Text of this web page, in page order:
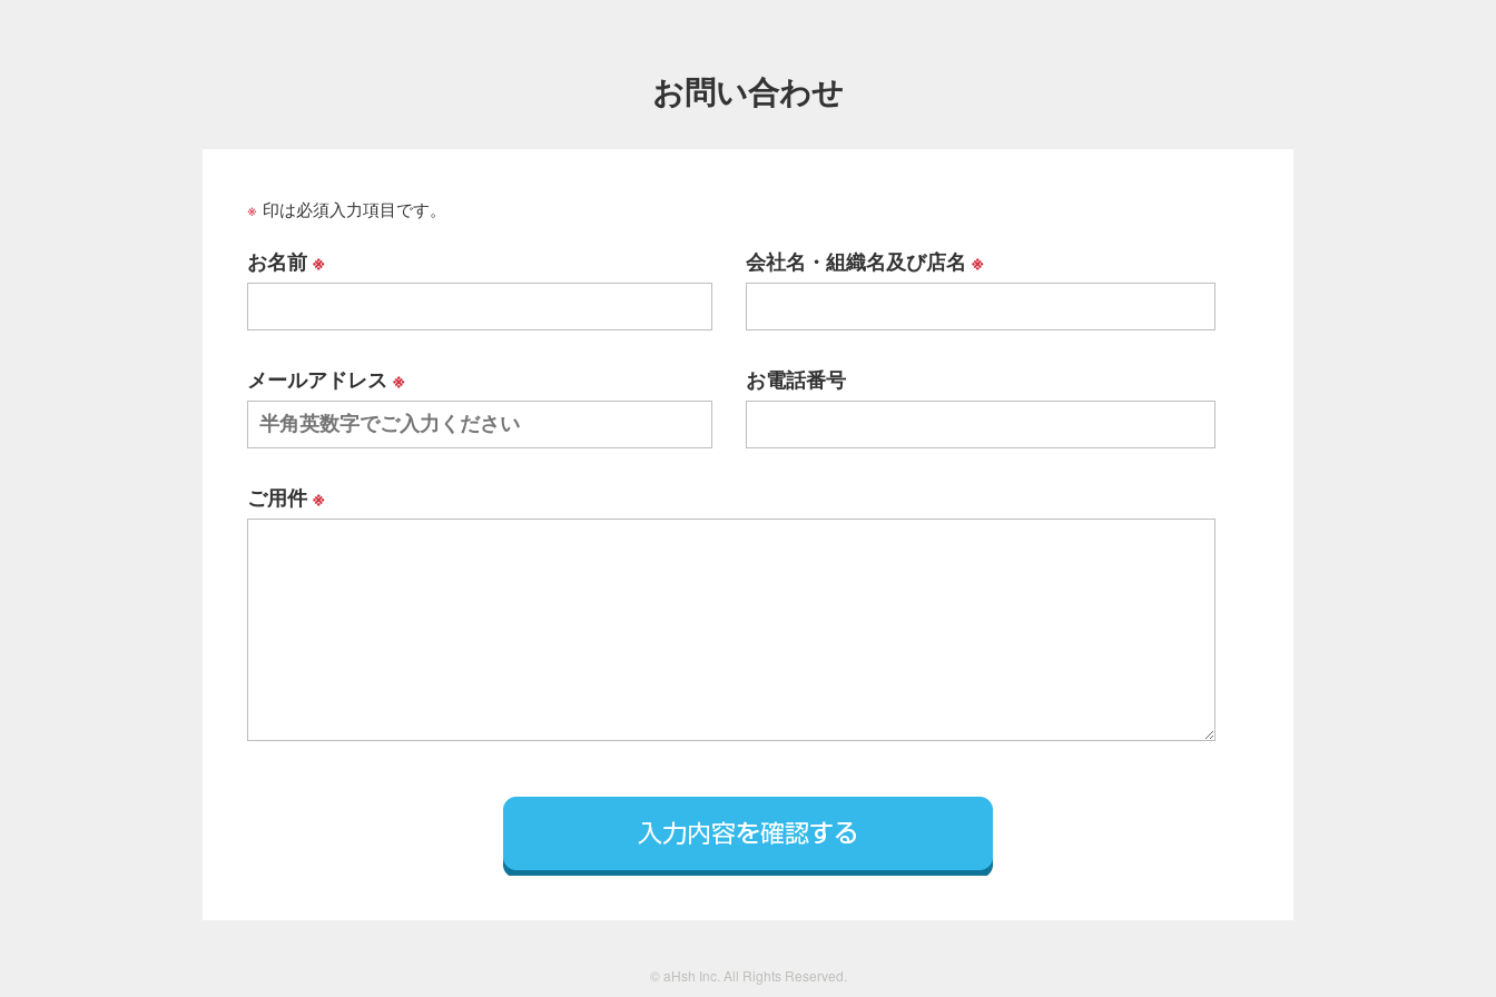
お問い合わせ
※ 印は必須入力項目です。
お名前※ 会社名・組織名及び店名 ※
メールアドレス ※ お電話番号
ご用件※
© aHsh Inc. All Rights Reserved.